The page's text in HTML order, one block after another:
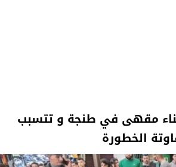
مقهى في طنجة و تتسبب
الخطورة